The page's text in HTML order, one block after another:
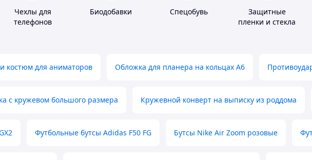
Чехлы для
телефонов
Биодобавки Спецобувь
Защитные
пленки и стекла
костюм для аниматоров Обложка для планера на кольцах А6
с кружевом большого размера Кружевной конверт на выписку из роддома
Футбольные бутсы Adidas F50 FG Бутсы Nike Air Zoom розовые